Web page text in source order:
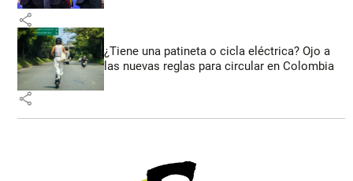
share
¿Tiene una patineta o cicla eléctrica? Ojo a
las nuevas reglas para circular en Colombia
share